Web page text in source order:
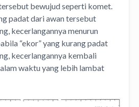
bewujud seperti komet.
padat dari awan tersebut
kecerlangannya menurun
“ekor” yang kurang padat
kecerlangannya kembali
waktu yang lebih lambat